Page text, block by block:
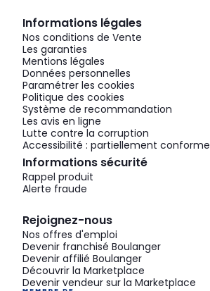
Informations légales
Nos conditions de Vente
Les garanties
Mentions légales
Données personnelles
Paramétrer les cookies
Politique des cookies
Système de recommandation
Les avis en ligne
Lutte contre la corruption
Accessibilité : partiellement conforme
Informations sécurité
Rappel produit
Alerte fraude
Rejoignez-nous
Nos offres d'emploi
Devenir franchisé Boulanger
Devenir affilié Boulanger
Découvrir la Marketplace
Devenir vendeur sur la Marketplace